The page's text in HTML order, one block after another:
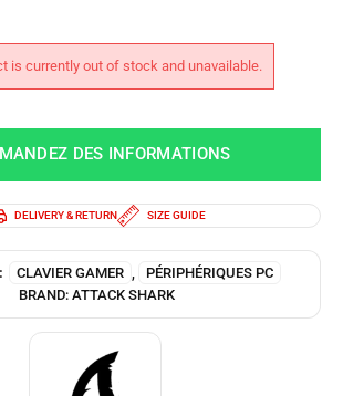
is currently out of stock and unavailable.
DES INFORMATIONS
DELIVERY & RETURN SIZE GUIDE
CLAVIER GAMER
PÉRIPHÉRIQUES PC
BRAND: ATTACK SHARK